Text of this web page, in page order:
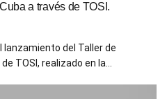
a través de TOSI.
lanzamiento del Taller de
TOSI, realizado en la...